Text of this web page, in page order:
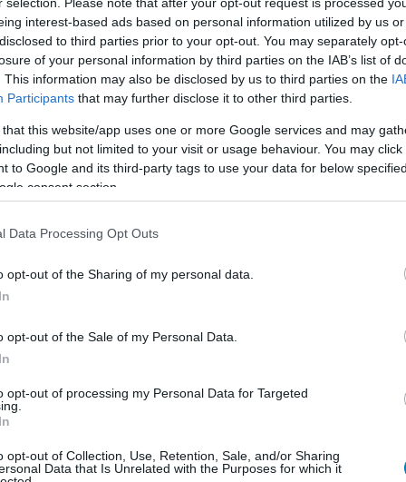
interest-based ads based on personal information utilized by us
to third parties prior to your opt-out. You may separately
of your personal information by third parties on the IAB’s list of
This information may also be disclosed by us to third parties on the
Participants that may further disclose it to other third parties.
that this website/app uses one or more Google services and may
but not limited to your visit or usage behaviour. You may
to Google and its third-party tags to use your data for below
consent section.
Data Processing Opt Outs
opt-out of the Sharing of my personal data.
opt-out of the Sale of my Personal Data.
opt-out of processing my Personal Data for Targeted
opt-out of Collection, Use, Retention, Sale, and/or Sharing
Data that Is Unrelated with the Purposes for which it
pic.twitter.com/Lewem3V2Ps
is tiszteletét teszi, akivel utoljára azEcho című
(Charlie Cox) is cameózott. Ha ezt nem is, a 2015 és
a kánon részének tekintett
Daredevil sorozatot
hogy ne érjen titeket semmilyen meglepetés.
livestreamek, végigjátszások, magyar
Csatornatag leszek
hangulata – Jön a második forduló! (X)